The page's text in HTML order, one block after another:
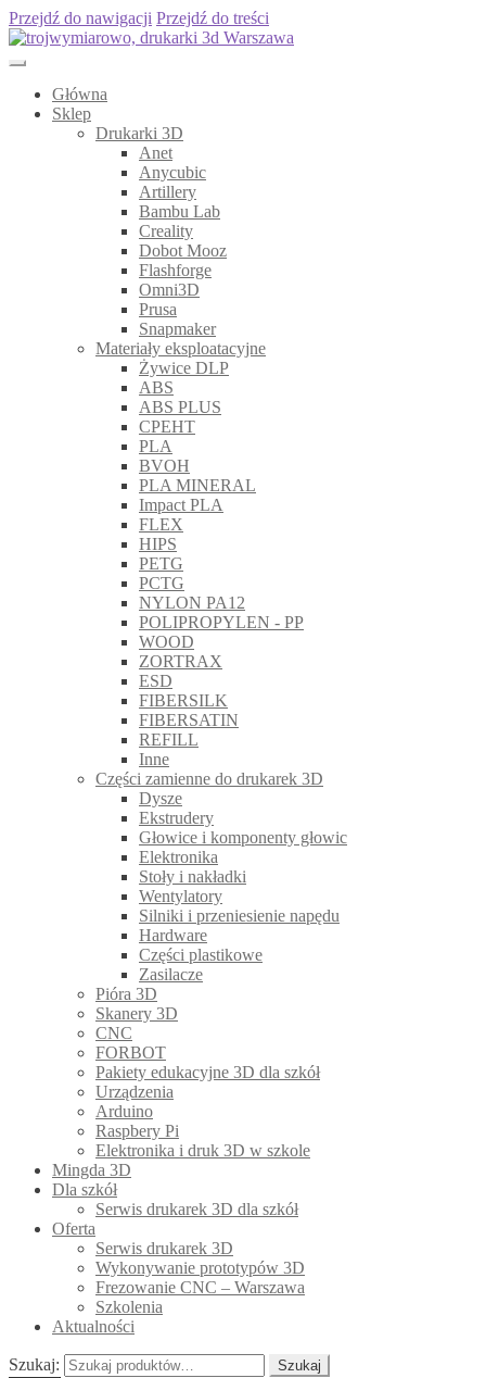
Przejdź do nawigacji Przejdź do treści
Główna
Sklep
Drukarki 3D
Anet
Anycubic
Artillery
Bambu Lab
Creality
Dobot Mooz
Flashforge
Omni3D
Prusa
Snapmaker
Materiały eksploatacyjne
Żywice DLP
ABS
ABS PLUS
CPEHT
PLA
BVOH
PLA MINERAL
Impact PLA
FLEX
HIPS
PETG
PCTG
NYLON PA12
POLIPROPYLEN - PP
WOOD
ZORTRAX
ESD
FIBERSILK
FIBERSATIN
REFILL
Inne
Części zamienne do drukarek 3D
Dysze
Ekstrudery
Głowice i komponenty głowic
Elektronika
Stoły i nakładki
Wentylatory
Silniki i przeniesienie napędu
Hardware
Części plastikowe
Zasilacze
Pióra 3D
Skanery 3D
CNC
FORBOT
Pakiety edukacyjne 3D dla szkół
Urządzenia
Arduino
Raspbery Pi
Elektronika i druk 3D w szkole
Mingda 3D
Dla szkół
Serwis drukarek 3D dla szkół
Oferta
Serwis drukarek 3D
Wykonywanie prototypów 3D
Frezowanie CNC – Warszawa
Szkolenia
Aktualności
Szukaj:
Szukaj